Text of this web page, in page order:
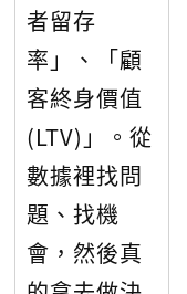
者留存
率」、「顧
客終身價值
(LTV)」。從
數據裡找問
題、找機
會，然後真